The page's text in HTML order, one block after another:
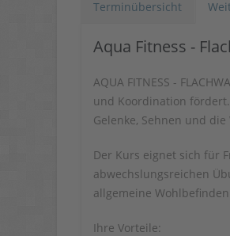
Terminübersicht
Aqua Fitness -
AQUA FITNESS -
und Koordination
Gelenke, Sehnen und
Der Kurs eignet sich für
abwechslungsreichen
allgemeine Wohlbefinden.
Ihre Vorteile: